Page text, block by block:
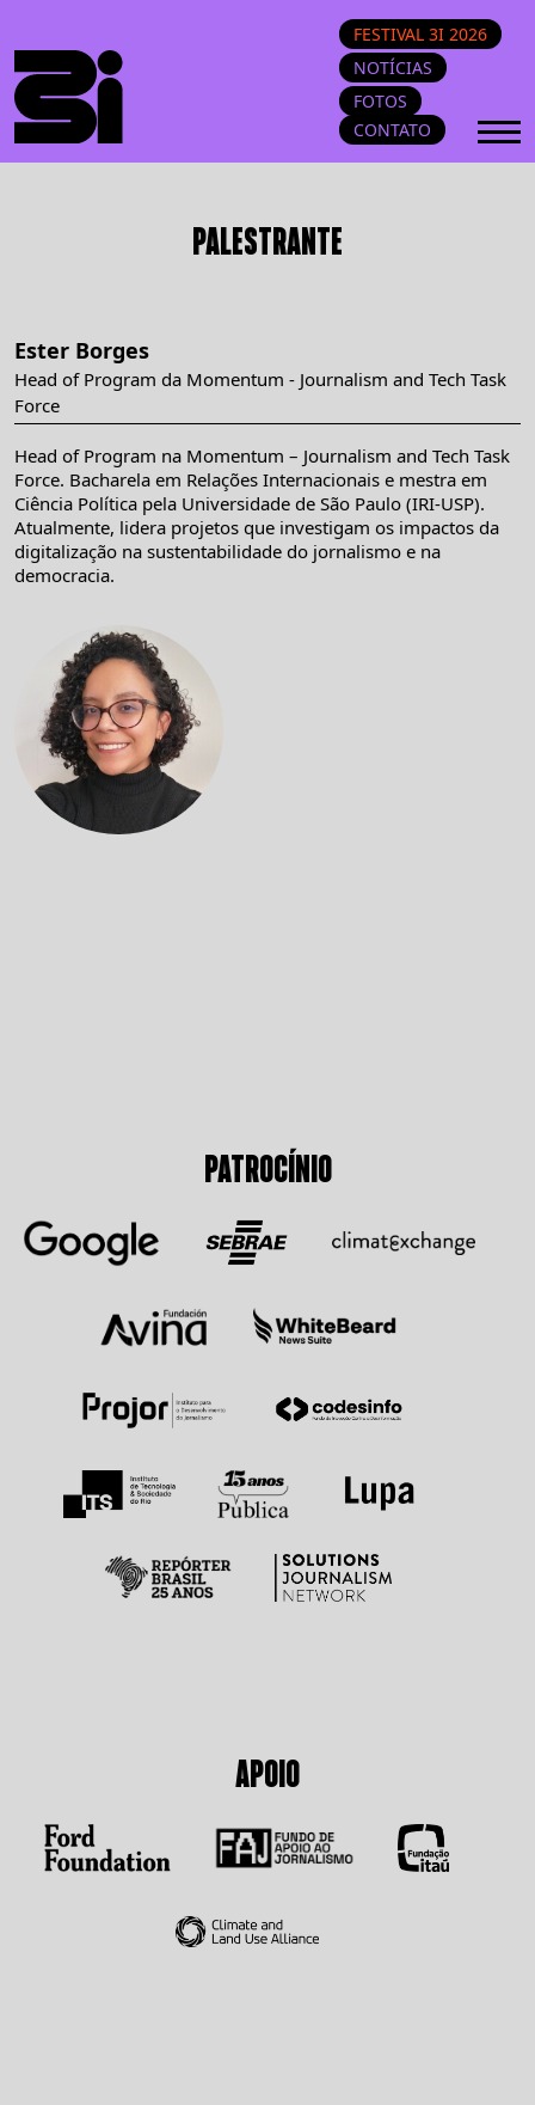
FESTIVAL 3I 2026
NOTÍCIAS
FOTOS
CONTATO
PALESTRANTE
Ester Borges
Head of Program da Momentum - Journalism and Tech Task
Force
Head of Program na Momentum – Journalism and Tech Task
Force. Bacharela em Relações Internacionais e mestra em
Ciência Política pela Universidade de São Paulo (IRI-USP).
Atualmente, lidera projetos que investigam os impactos da
digitalização na sustentabilidade do jornalismo e na
democracia.
PATROCÍNIO
APOIO